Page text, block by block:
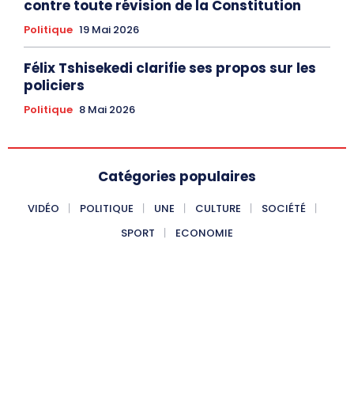
contre toute révision de la Constitution
Politique 19 Mai 2026
Félix Tshisekedi clarifie ses propos sur les
policiers
Politique 8 Mai 2026
Catégories populaires
VIDÉO POLITIQUE UNE CULTURE
SOCIÉTÉ
SPORT
ECONOMIE